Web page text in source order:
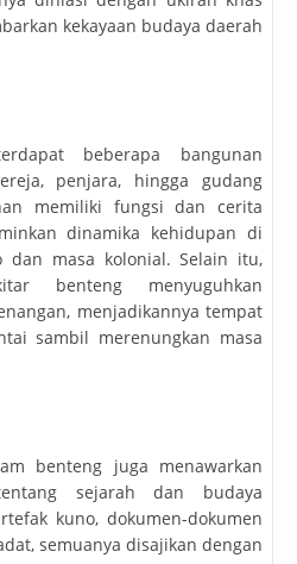
kekayaan budaya daerah
beberapa bangunan
penjara, hingga gudang
memiliki fungsi dan cerita
dinamika kehidupan di
dan masa kolonial. Selain itu,
benteng menyuguhkan
menjadikannya tempat
sambil merenungkan masa
benteng juga menawarkan
sejarah dan budaya
kuno, dokumen-dokumen
semuanya disajikan dengan